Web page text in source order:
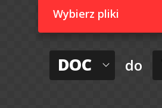
Wybierz pliki
DOC do